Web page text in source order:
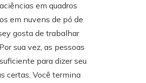
em quadros
em nuvens de pó de
gosta de trabalhar
sua vez, as pessoas
para dizer seu
certas. Você termina